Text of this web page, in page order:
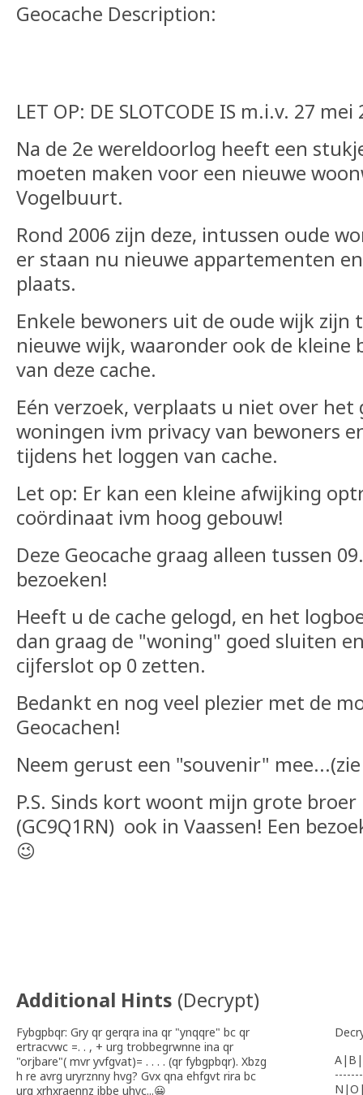
Geocache Description:
LET OP: DE SLOTCODE IS m.i.v. 27 mei
Na de 2e wereldoorlog heeft een
moeten maken voor een nieuwe
Vogelbuurt.
Rond 2006 zijn deze, intussen oude
er staan ​​nu nieuwe appartementen
plaats.
Enkele bewoners uit de oude wijk zijn
nieuwe wijk, waaronder ook de kleine
van deze cache.
Eén verzoek, verplaats u niet over het
woningen ivm privacy van bewoners
tijdens het loggen van cache.
Let op: Er kan een kleine afwijking
coördinaat ivm hoog gebouw!
Deze Geocache graag alleen tussen
bezoeken!
Heeft u de cache gelogd, en het
dan graag de "woning" goed sluiten
cijferslot op 0 zetten.
Bedankt en nog veel plezier met de
Geocachen!
Neem gerust een "souvenir"
P.S. Sinds kort woont mijn grote
(GC9Q1RN) ook in Vaassen! Een
😉
Additional Hints (Decrypt)
Fybgpbqr: Gry qr gerqra ina qr "ynqqre" bc qr
ertracvwc =. . , + urg trobbegrwnne ina qr
"orjbare"( mvr yvfgvat)= . . . . (qr fybgpbqr). Xbzg
h re avrg uryrznny hvg? Gvx qna ehfgvt rira bc
urg xrhxraennz ibbe uhyc...😀